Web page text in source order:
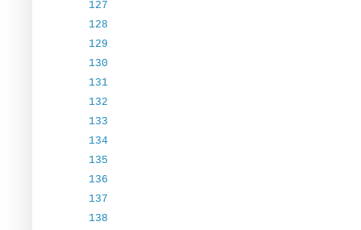
127
128
129
130
131
132
133
134
135
136
137
138